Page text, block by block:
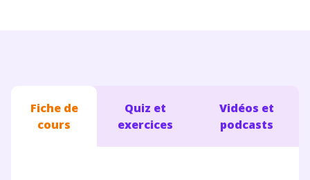
Fiche de
cours
Quiz et
exercices
Vidéos et
podcasts